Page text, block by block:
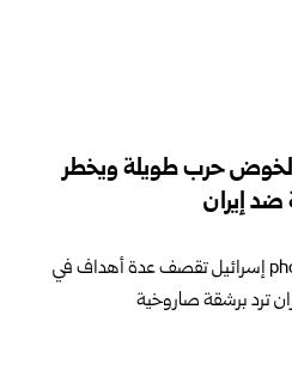
لخوض حرب طويلة ويخطر
إيران